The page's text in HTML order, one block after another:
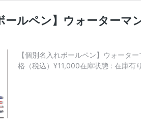
ールペン】ウォーター
【個別名入れボールペン】ウォー
格（税込）¥11,000在庫状態 : 在庫